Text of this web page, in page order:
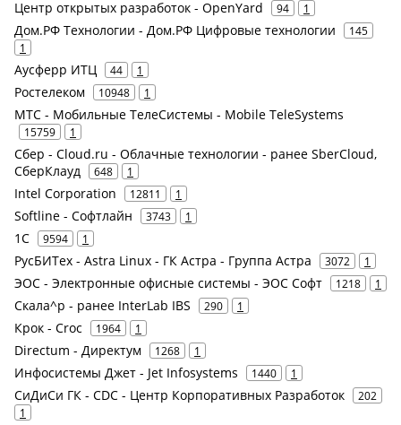
Центр открытых разработок - OpenYard 94 1
Дом.РФ Технологии - Дом.РФ Цифровые технологии
145
1
Аусферр ИТЦ 44 1
Ростелеком 10948 1
МТС - Мобильные ТелеСистемы - Mobile TeleSystems
15759 1
Сбер - Cloud.ru - Облачные технологии - ранее SberCloud,
СберКлауд
648 1
Intel Corporation 12811 1
Softline - Софтлайн 3743 1
1С 9594 1
РусБИТех - Astra Linux - ГК Астра - Группа Астра 3072 1
ЭОС - Электронные офисные системы - ЭОС Софт 1218 1
Скала^р - ранее InterLab IBS 290 1
Крок - Croc 1964 1
Directum - Директум 1268 1
Инфосистемы Джет - Jet Infosystems 1440 1
СиДиСи ГК - CDC - Центр Корпоративных Разработок
202
1